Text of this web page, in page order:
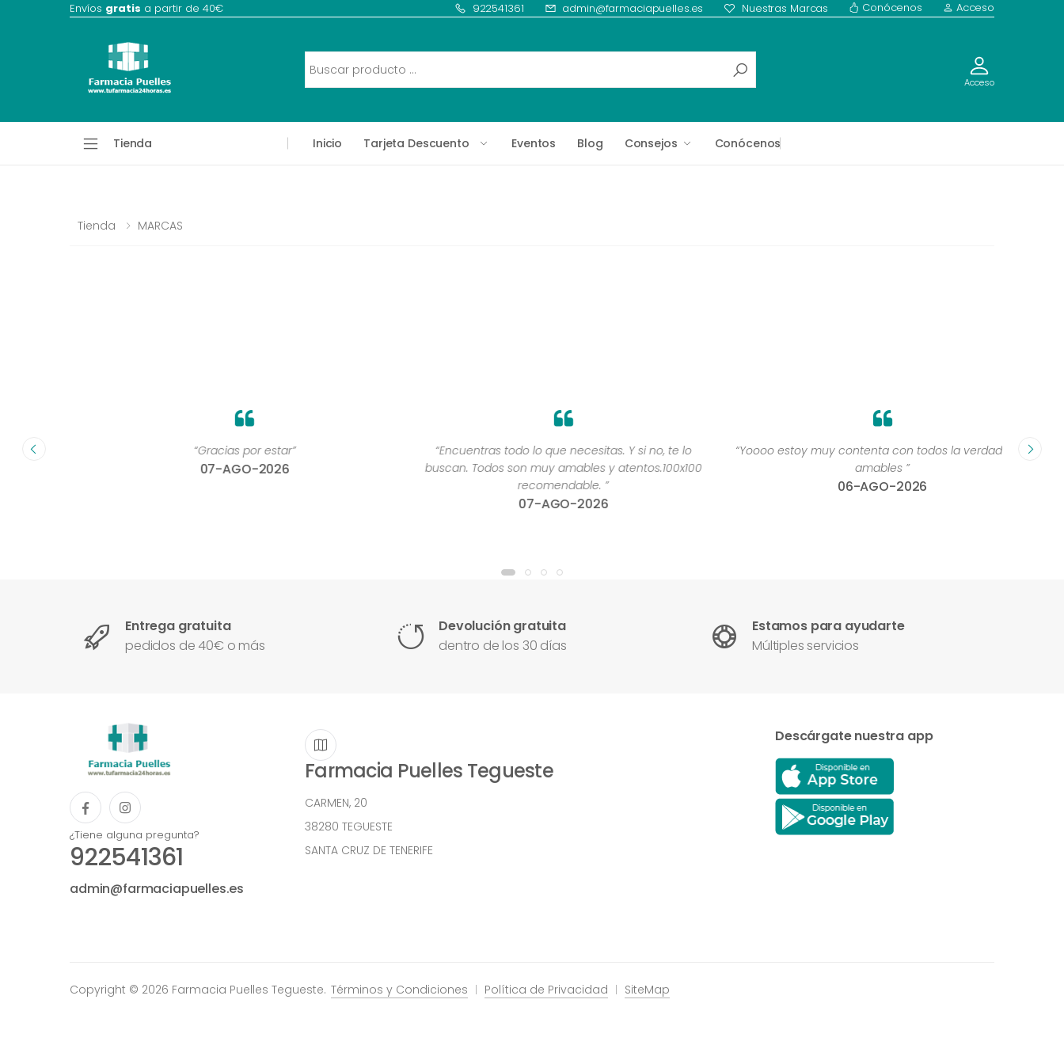
Envíos gratis a partir de 40€ 922541361 admin@farmaciapuelles.es Nuestras Marcas Conócenos Acceso
Acceso
Tienda Inicio Tarjeta Descuento Eventos Blog Consejos Conócenos
Tienda MARCAS
“Gracias por estar”
07-AGO-2026
“Encuentras todo lo que necesitas. Y si no, te lo
buscan. Todos son muy amables y atentos.100x100
recomendable. ”
07-AGO-2026
“Yoooo estoy muy contenta con todos la verdad muy
amables ”
06-AGO-2026
Entrega gratuita
pedidos de 40€ o más
Devolución gratuita
dentro de los 30 días
Estamos para ayudarte
Múltiples servicios
¿Tiene alguna pregunta?
922541361
admin@farmaciapuelles.es
Farmacia Puelles Tegueste
CARMEN, 20
38280 TEGUESTE
SANTA CRUZ DE TENERIFE
Descárgate nuestra app
Copyright © 2026 Farmacia Puelles Tegueste. Términos y Condiciones Política de Privacidad SiteMap